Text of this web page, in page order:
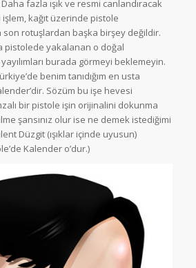
fazla ışık ve resmi canlandıracak
kağıt üzerinde pistole
son rotuşlardan başka birşey değildir.
pistolede yakalanan o doğal
burada görmeyi beklemeyin.
benim tanıdığım en usta
Sözüm bu işe hevesi
bir pistole işin orijinalini dokunma
şansınız olur ise ne demek istediğimi
Düzgit (ışıklar içinde uyusun)
Kalender o’dur.)